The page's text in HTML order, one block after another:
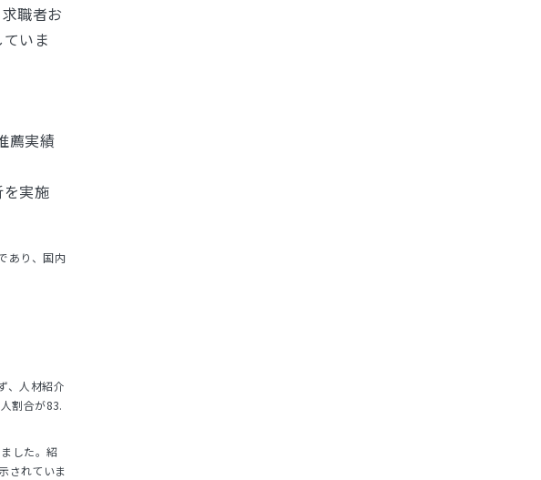
職者お
いま
薦実績
実施
あり、国内
、人材紹介
割合が83.
した。紹
されていま